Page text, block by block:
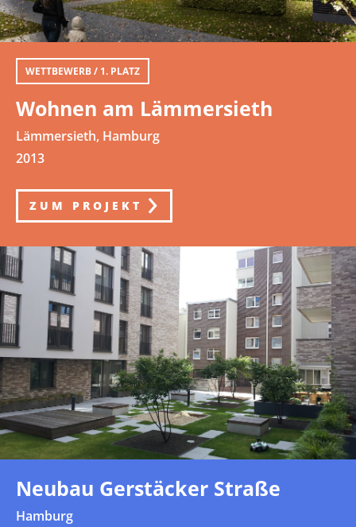
WETTBEWERB / 1. PLATZ
Wohnen am Lämmersieth
Lämmersieth, Hamburg
2013
ZUM PROJEKT
Neubau Gerstäcker Straße
Hamburg